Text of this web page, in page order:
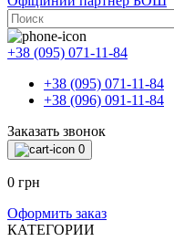
+38 (095) 071-11-84
+38 (095) 071-11-84
+38 (096) 091-11-84
Заказать звонок
0
0 грн
Оформить заказ
КАТЕГОРИИ